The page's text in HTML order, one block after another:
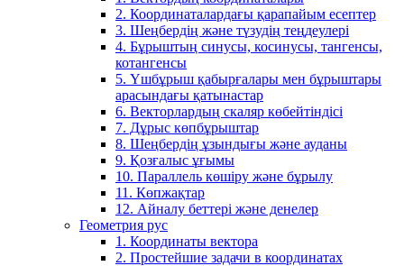
2. Координаталардағы қарапайым есептер
3. Шеңбердің және түзудің теңдеулері
4. Бұрыштың синусы, косинусы, тангенсы,
котангенсы
5. Үшбұрыш қабырғалары мен бұрыштары
арасындағы қатынастар
6. Векторлардың скаляр көбейтіндісі
7. Дұрыс көпбұрыштар
8. Шеңбердің ұзындығы және ауданы
9. Қозғалыс ұғымы
10. Параллель көшіру және бұрылу
11. Көпжақтар
12. Айналу беттері және денелер
Геометрия рус
1. Координаты вектора
2. Простейшие задачи в координатах